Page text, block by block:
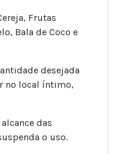
Frutas
Bala de Coco e
desejada
no local íntimo,
das
o uso.